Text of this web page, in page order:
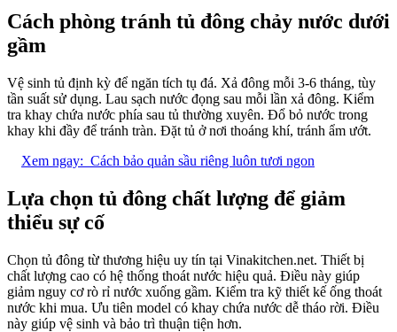
Cách phòng tránh tủ đông chảy nước dưới
gầm
Vệ sinh tủ định kỳ để ngăn tích tụ đá. Xả đông mỗi 3-6 tháng, tùy
tần suất sử dụng. Lau sạch nước đọng sau mỗi lần xả đông. Kiểm
tra khay chứa nước phía sau tủ thường xuyên. Đổ bỏ nước trong
khay khi đầy để tránh tràn. Đặt tủ ở nơi thoáng khí, tránh ẩm ướt.
Xem ngay: Cách bảo quản sầu riêng luôn tươi ngon
Lựa chọn tủ đông chất lượng để giảm
thiểu sự cố
Chọn tủ đông từ thương hiệu uy tín tại Vinakitchen.net. Thiết bị
chất lượng cao có hệ thống thoát nước hiệu quả. Điều này giúp
giảm nguy cơ rò rỉ nước xuống gầm. Kiểm tra kỹ thiết kế ống thoát
nước khi mua. Ưu tiên model có khay chứa nước dễ tháo rời. Điều
này giúp vệ sinh và bảo trì thuận tiện hơn.